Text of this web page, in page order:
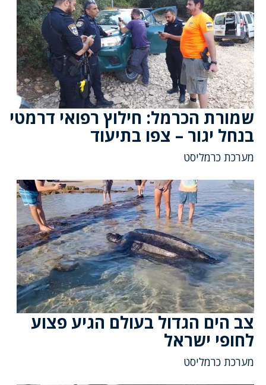
שמורת הכרמל: חילוץ רפואי דרמטי
בנחל יגור – צפו בתיעוד
מערכת כרמליסט
צב הים הגדול בעולם הגיע פצוע
לחופי ישראל
מערכת כרמליסט